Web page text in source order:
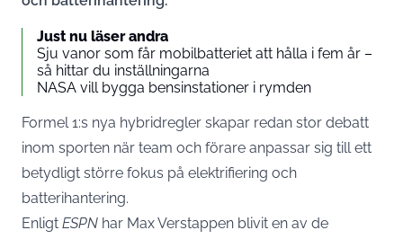
Just nu läser andra
Sju vanor som får mobilbatteriet att hålla i fem år –
så hittar du inställningarna
NASA vill bygga bensinstationer i rymden
Formel 1:s nya hybridregler skapar redan stor debatt
inom sporten när team och förare anpassar sig till ett
betydligt större fokus på elektrifiering och
batterihantering.
Enligt ESPN har Max Verstappen blivit en av de